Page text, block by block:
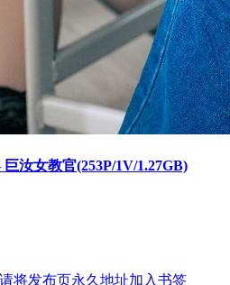
汝女教官(253P/1V/1.27GB)